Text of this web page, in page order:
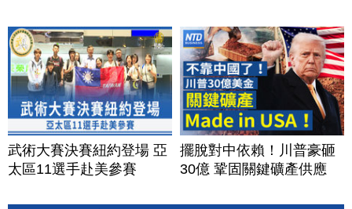
武術大賽決賽紐約登場 亞
太區11選手赴美參賽
擺脫對中依賴！川普豪砸
30億 鞏固關鍵礦產供應